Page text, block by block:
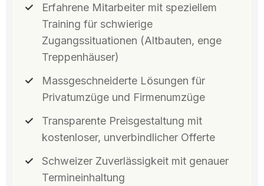
Erfahrene Mitarbeiter mit speziellem
Training für schwierige
Zugangssituationen (Altbauten, enge
Treppenhäuser)
Massgeschneiderte Lösungen für
Privatumzüge und Firmenumzüge
Transparente Preisgestaltung mit
kostenloser, unverbindlicher Offerte
Schweizer Zuverlässigkeit mit genauer
Termineinhaltung